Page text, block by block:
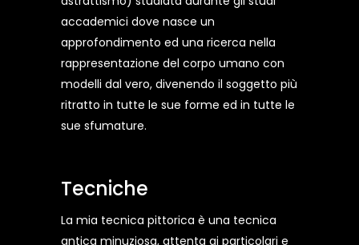
accademici dove nasce un
approfondimento ed una ricerca nella
rappresentazione del corpo umano con
modelli dal vero, divenendo il soggetto più
ritratto in tutte le sue forme ed in tutte le
sue sfumature.
Tecniche
La mia tecnica pittorica è una tecnica
antica minuziosa, attenta ai particolari e